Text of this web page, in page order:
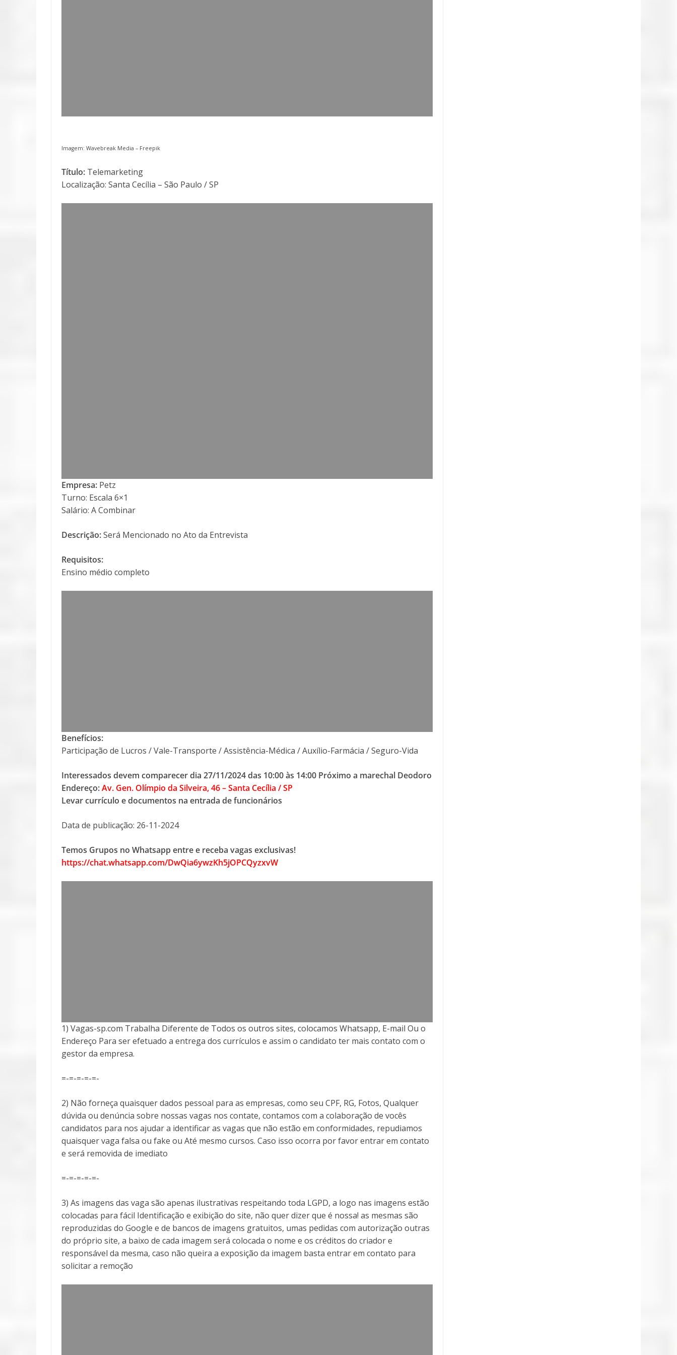
Imagem: Wavebreak Media – Freepik
Título: Telemarketing
Localização: Santa Cecília – São Paulo / SP
Empresa: Petz
Turno: Escala 6×1
Salário: A Combinar
Descrição:Será Mencionado no Ato da Entrevista
Requisitos:
Ensino médio completo
Benefícios:
Participação de Lucros / Vale-Transporte / Assistência-Médica / Auxílio-Farmácia / Seguro-Vida
Interessados devem comparecer dia 27/11/2024 das 10:00 às 14:00 Próximo a marechal Deodoro
Endereço:Av. Gen. Olímpio da Silveira, 46 – Santa Cecília / SP
Levar currículo e documentos na entrada de funcionários
Data de publicação: 26-11-2024
Temos Grupos no Whatsapp entre e receba vagas exclusivas!
https://chat.whatsapp.com/DwQia6ywzKh5jOPCQyzxvW
1) Vagas-sp.com Trabalha Diferente de Todos os outros sites, colocamos Whatsapp, E-mail Ou o
Endereço Para ser efetuado a entrega dos currículos e assim o candidato ter mais contato com o
gestor da empresa.
=-=-=-=-=-
2) Não forneça quaisquer dados pessoal para as empresas, como seu CPF, RG, Fotos, Qualquer
dúvida ou denúncia sobre nossas vagas nos contate, contamos com a colaboração de vocês
candidatos para nos ajudar a identificar as vagas que não estão em conformidades, repudiamos
quaisquer vaga falsa ou fake ou Até mesmo cursos. Caso isso ocorra por favor entrar em contato
e será removida de imediato
=-=-=-=-=-
3) As imagens das vaga são apenas ilustrativas respeitando toda LGPD, a logo nas imagens estão
colocadas para fácil Identificação e exibição do site, não quer dizer que é nossa! as mesmas são
reproduzidas do Google e de bancos de imagens gratuitos, umas pedidas com autorização outras
do próprio site, a baixo de cada imagem será colocada o nome e os créditos do criador e
responsável da mesma, caso não queira a exposição da imagem basta entrar em contato para
solicitar a remoção